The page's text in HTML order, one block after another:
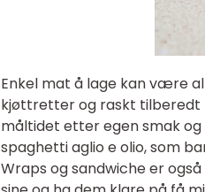
Enkel mat å lage kan være
kjøttretter og raskt tilberedt
måltidet etter egen smak
spaghetti aglio e olio, som
Wraps og sandwiche er